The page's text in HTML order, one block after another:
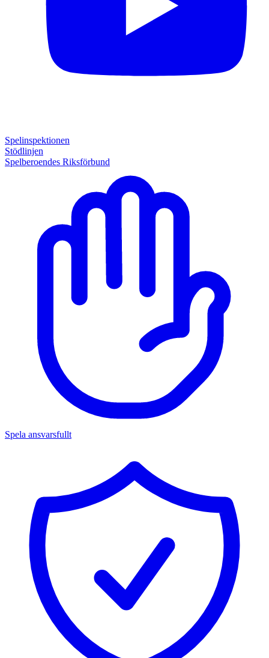
Spelinspektionen
Stödlinjen
Spelberoendes Riksförbund
Spela ansvarsfullt